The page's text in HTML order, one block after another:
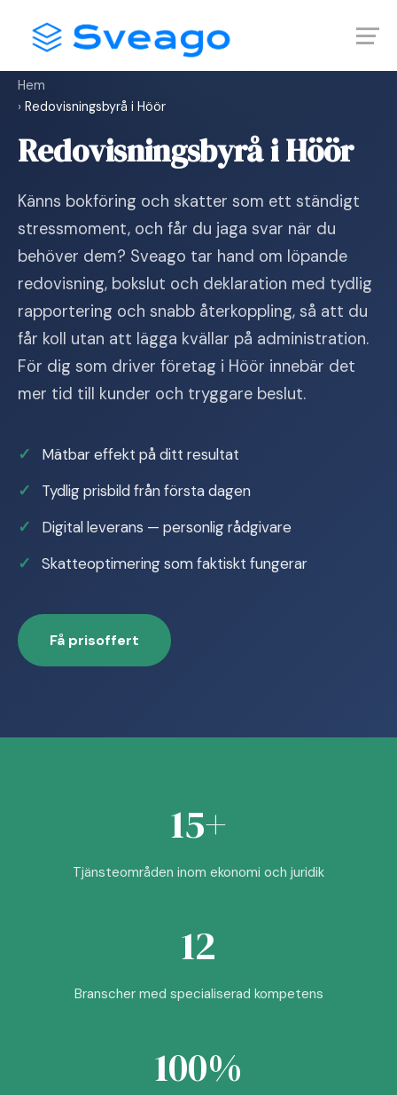
content
Hem
› Redovisningsbyrå i Höör
Redovisningsbyrå i Höör
Känns bokföring och skatter som ett ständigt
stressmoment, och får du jaga svar när du
behöver dem? Sveago tar hand om löpande
redovisning, bokslut och deklaration med tydlig
rapportering och snabb återkoppling, så att du
får koll utan att lägga kvällar på administration.
För dig som driver företag i Höör innebär det
mer tid till kunder och tryggare beslut.
Mätbar effekt på ditt resultat
Tydlig prisbild från första dagen
Digital leverans — personlig rådgivare
Skatteoptimering som faktiskt fungerar
Få prisoffert
15+
Tjänsteområden inom ekonomi och juridik
12
Branscher med specialiserad kompetens
100%